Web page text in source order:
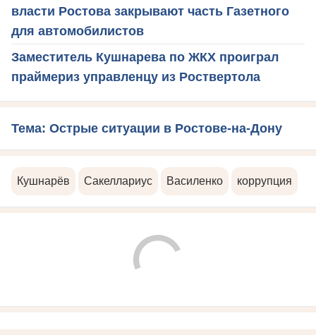
власти Ростова закрывают часть Газетного
для автомобилистов
Заместитель Кушнарева по ЖКХ проиграл
праймериз управленцу из Роствертола
Тема: Острые ситуации в Ростове-на-Дону
Кушнарёв Сакеллариус Василенко коррупция